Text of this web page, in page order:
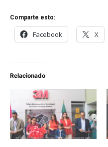
Comparte esto:
Facebook X
Relacionado